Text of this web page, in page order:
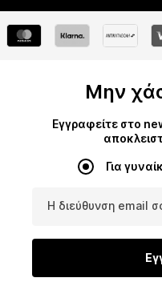
Μην
Εγγραφείτε στο
Για
Η διεύθυνση email